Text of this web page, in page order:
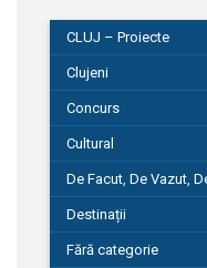
CLUJ – Proiecte
Clujeni
Concurs
Cultural
De Facut, De Vazut,
Destinații
Fără categorie